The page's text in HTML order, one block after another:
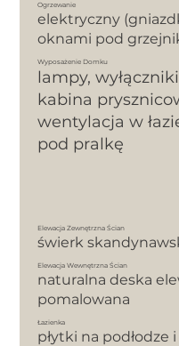
Ogrzewanie
elektryczny
oknami pod
Wyposażenie Domku
lampy,
kabina
wentylacja w
pod pralkę
Elewacja Zewnętrzna Ścian
świerk
Elewacja Wewnętrzna Ścian
naturalna deska
pomalowana
Łazienka
płytki na podłodze